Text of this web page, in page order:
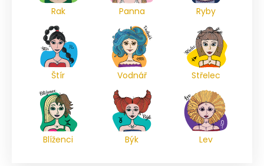
Rak Panna Ryby
Štír Vodnář Střelec
Blíženci Býk Lev